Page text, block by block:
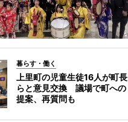
暮らす・働く
上里町の児童生徒16人が町長
らと意見交換 議場で町への
提案、再質問も